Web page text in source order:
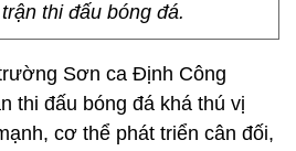
thi đấu bóng đá.
Sơn ca Định Công
thi đấu bóng đá khá thú vị
cơ thể phát triển cân đối,